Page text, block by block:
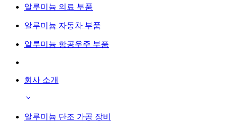
알루미늄 의료 부품
알루미늄 자동차 부품
알루미늄 항공우주 부품
회사 소개
알루미늄 단조 가공 장비